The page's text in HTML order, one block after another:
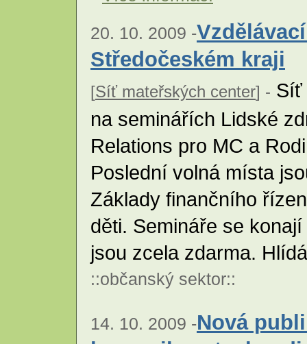
20. 10. 2009 -
Středočeském kraji
[Síť mateřských center] - Síť
na seminářích Lidské
Relations pro MC a
Poslední volná místa
Základy finančního
děti. Semináře se
jsou zcela zdarma.
::občanský sektor::
14. 10. 2009 -Nová